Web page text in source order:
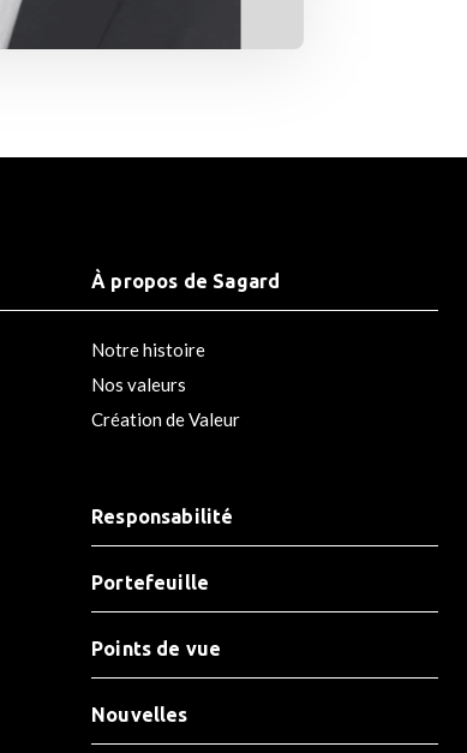
À propos de Sagard
Notre histoire
Nos valeurs
Création de Valeur
Responsabilité
Portefeuille
Points de vue
Nouvelles